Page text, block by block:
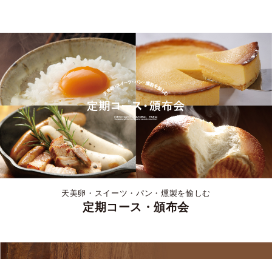
天美卵・スイーツ・パン・燻製を愉しむ
定期コース・頒布会